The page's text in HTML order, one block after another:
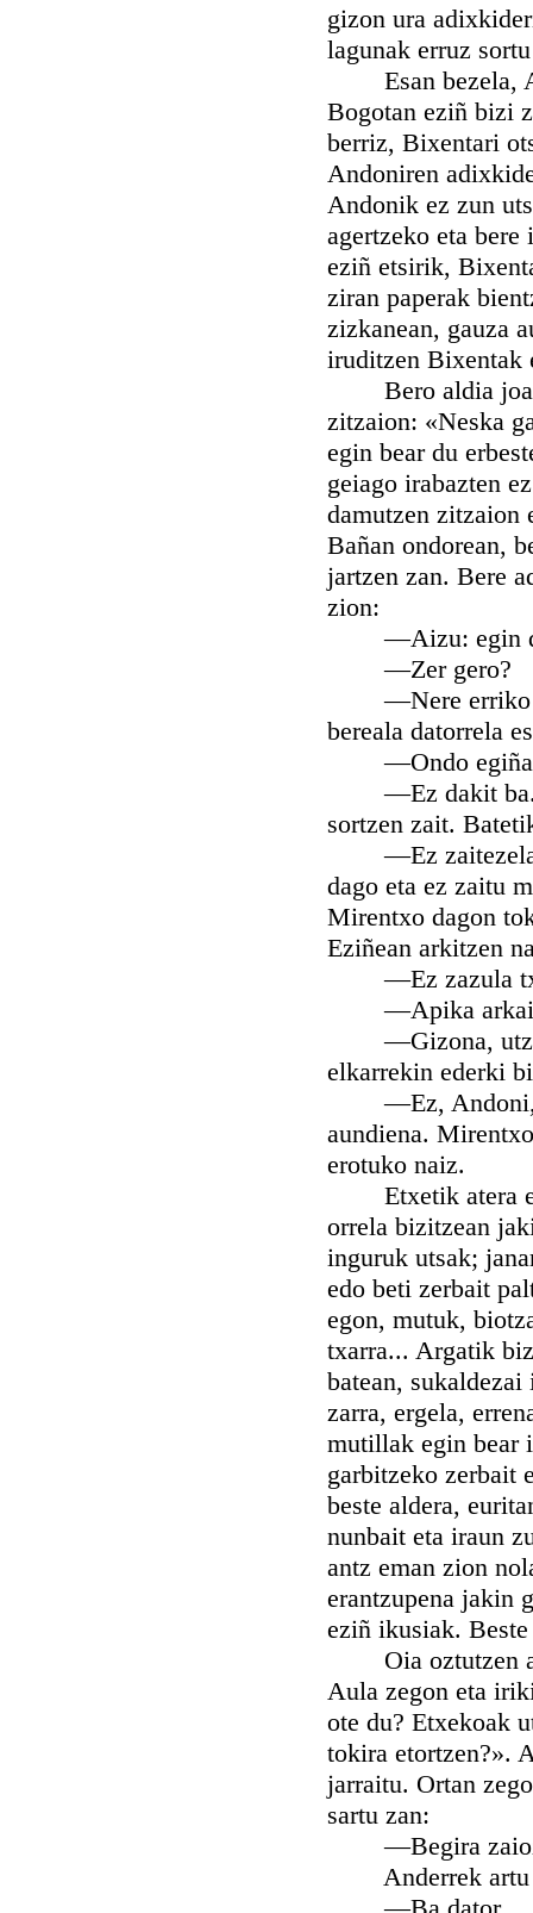
gizon ura
lagunak erruz
Esan bezela,
Bogotan eziñ bizi
berriz, Bixentari
Andoniren
Andonik ez zun
agertzeko eta bere
eziñ etsirik,
ziran paperak
zizkanean, gauza
iruditzen Bixentak
Bero aldia joan
zitzaion: «Neska
egin bear du
geiago irabazten
damutzen zitzaion
Bañan ondorean,
jartzen zan. Bere
zion:
—Aizu: egin
—Zer gero?
—Nere erriko
bereala datorrela
—Ondo egiña.
—Ez dakit ba.
sortzen zait.
—Ez zaitezela
dago eta ez zaitu
Mirentxo dagon
Eziñean arkitzen
—Ez zazula
—Apika
—Gizona, utzi
elkarrekin ederki
—Ez, Andoni,
aundiena.
erotuko naiz.
Etxetik atera
orrela bizitzean
inguruk utsak;
edo beti zerbait
egon, mutuk,
txarra... Argatik
batean,
zarra, ergela,
mutillak egin bear
garbitzeko zerbait
beste aldera,
nunbait eta iraun
antz eman zion
erantzupena jakin
eziñ ikusiak.
Oia oztutzen
Aula zegon eta
ote du? Etxekoak
tokira etortzen?».
jarraitu. Ortan
sartu zan:
—Begira zaiozu.
Anderrek artu